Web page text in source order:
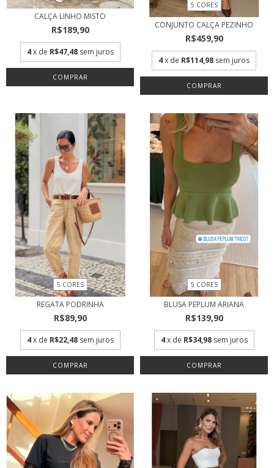
CALÇA LINHO MISTO
R$189,90
4 x de R$47,48 sem juros
COMPRAR
5 CORES
CONJUNTO CALÇA PEZINHO
R$459,90
4x de R$114,98 sem juros
COMPRAR
5 CORES
REGATA PODRINHA
R$89,90
4 x de R$22,48 sem juros
COMPRAR
5 CORES
BLUSA PEPLUM ARIANA
R$139,90
4 x de R$34,98 sem juros
COMPRAR